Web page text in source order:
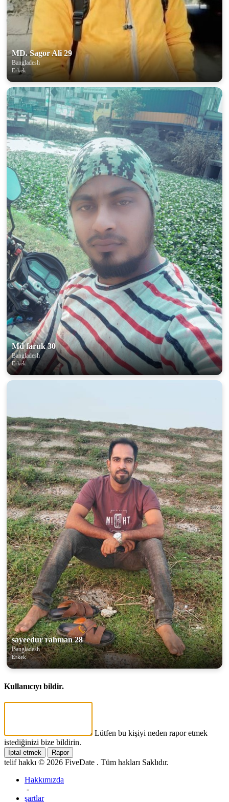
MD. Sagor Ali 29
Bangladesh
Erkek
Md faruk 30
Bangladesh
Erkek
sayeedur rahman 28
Bangladesh
Erkek
Kullanıcıyı bildir.
Lütfen bu kişiyi neden rapor etmek
istediğinizi bize bildirin.
İptal etmek Rapor
telif hakkı © 2026 FiveDate . Tüm hakları Saklıdır.
Hakkımızda
-
şartlar